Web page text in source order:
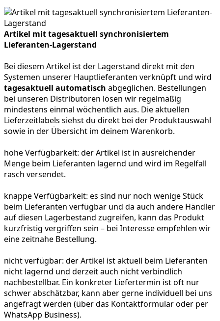
Artikel mit tagesaktuell synchronisiertem
Lieferanten-Lagerstand
Bei diesem Artikel ist der Lagerstand direkt mit den
Systemen unserer Hauptlieferanten verknüpft und wird
tagesaktuell automatisch abgeglichen. Bestellungen
bei unseren Distributoren lösen wir regelmäßig
mindestens einmal wöchentlich aus. Die aktuellen
Lieferzeitlabels siehst du direkt bei der Produktauswahl
sowie in der Übersicht im deinem Warenkorb.
hohe Verfügbarkeit: der Artikel ist in ausreichender
Menge beim Lieferanten lagernd und wird im Regelfall
rasch versendet.
knappe Verfügbarkeit: es sind nur noch wenige Stück
beim Lieferanten verfügbar und da auch andere Händler
auf diesen Lagerbestand zugreifen, kann das Produkt
kurzfristig vergriffen sein – bei Interesse empfehlen wir
eine zeitnahe Bestellung.
nicht verfügbar: der Artikel ist aktuell beim Lieferanten
nicht lagernd und derzeit auch nicht verbindlich
nachbestellbar. Ein konkreter Liefertermin ist oft nur
schwer abschätzbar, kann aber gerne individuell bei uns
angefragt werden (über das Kontaktformular oder per
WhatsApp Business).